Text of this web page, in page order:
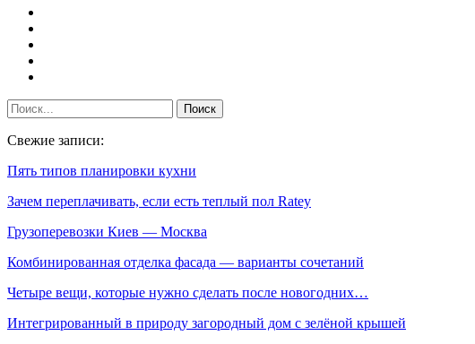
Свежие записи:
Пять типов планировки кухни
Зачем переплачивать, если есть теплый пол Ratey
Грузоперевозки Киев — Москва
Комбинированная отделка фасада — варианты сочетаний
Четыре вещи, которые нужно сделать после новогодних…
Интегрированный в природу загородный дом с зелёной крышей